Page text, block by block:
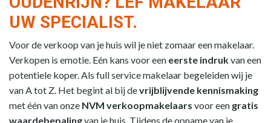
UW SPECIALIST.
Voor de verkoop van je huis wil je niet zomaar een makelaar.
Verkopen is emotie. Eén kans voor een eerste indrukvan een
potentiele koper. Als full service makelaar begeleiden wij je
van A tot Z. Het begint al bij devrijblijvende kennismaking
met één van onze NVM verkoopmakelaars voor een gratis
waardebepalingvan je huis. Tijdens de opname van je